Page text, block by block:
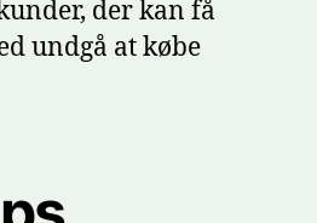
der kan få
undgå at købe